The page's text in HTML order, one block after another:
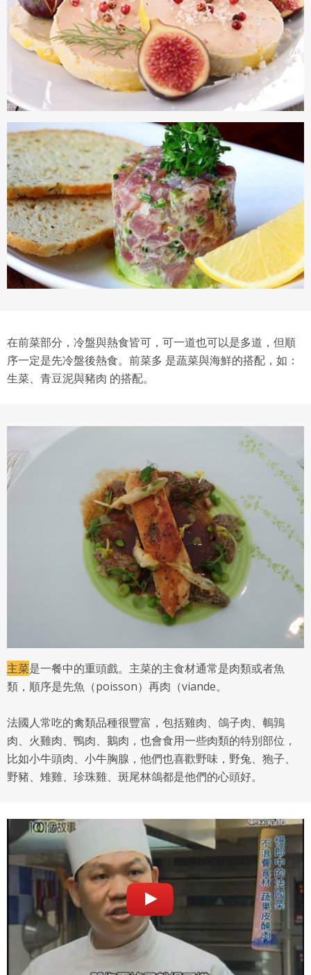
在前菜部分，冷盤與熱食皆可，可一道也可以是多道，但順
序一定是先冷盤後熱食。前菜多 是蔬菜與海鮮的搭配，如：
生菜、青豆泥與豬肉 的搭配。
主菜是一餐中的重頭戲。主菜的主食材通常是肉類或者魚
類，順序是先魚（poisson）再肉（viande。
法國人常吃的禽類品種很豐富，包括雞肉、鴿子肉、鵪鶉
肉、火雞肉、鴨肉、鵝肉，也會食用一些肉類的特別部位，
比如小牛頭肉、小牛胸腺，他們也喜歡野味，野兔、狍子、
野豬、雉雞、珍珠雞、斑尾林鴿都是他們的心頭好。
支出（包括律師費用）、損害及損失。
六、終止
會員違反本合約或本系統任一規定者，吉寶系統公司得終止
本合約。
本合約終止後，會員不得對吉寶系統公司主張任何費用、補
七、合意管轄
雙方合意專以臺灣臺北地方法院為第一審管轄法
院。